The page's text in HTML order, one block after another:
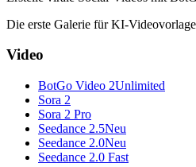
Die erste Galerie für KI-
Video
BotGo Video 2Unlimited
Sora 2
Sora 2 Pro
Seedance 2.5Neu
Seedance 2.0Neu
Seedance 2.0 Fast